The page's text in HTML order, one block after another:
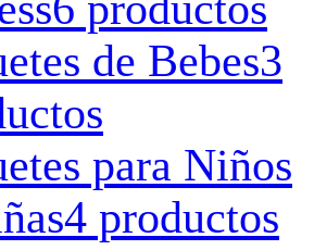
de Bebes3
para Niños
4 productos